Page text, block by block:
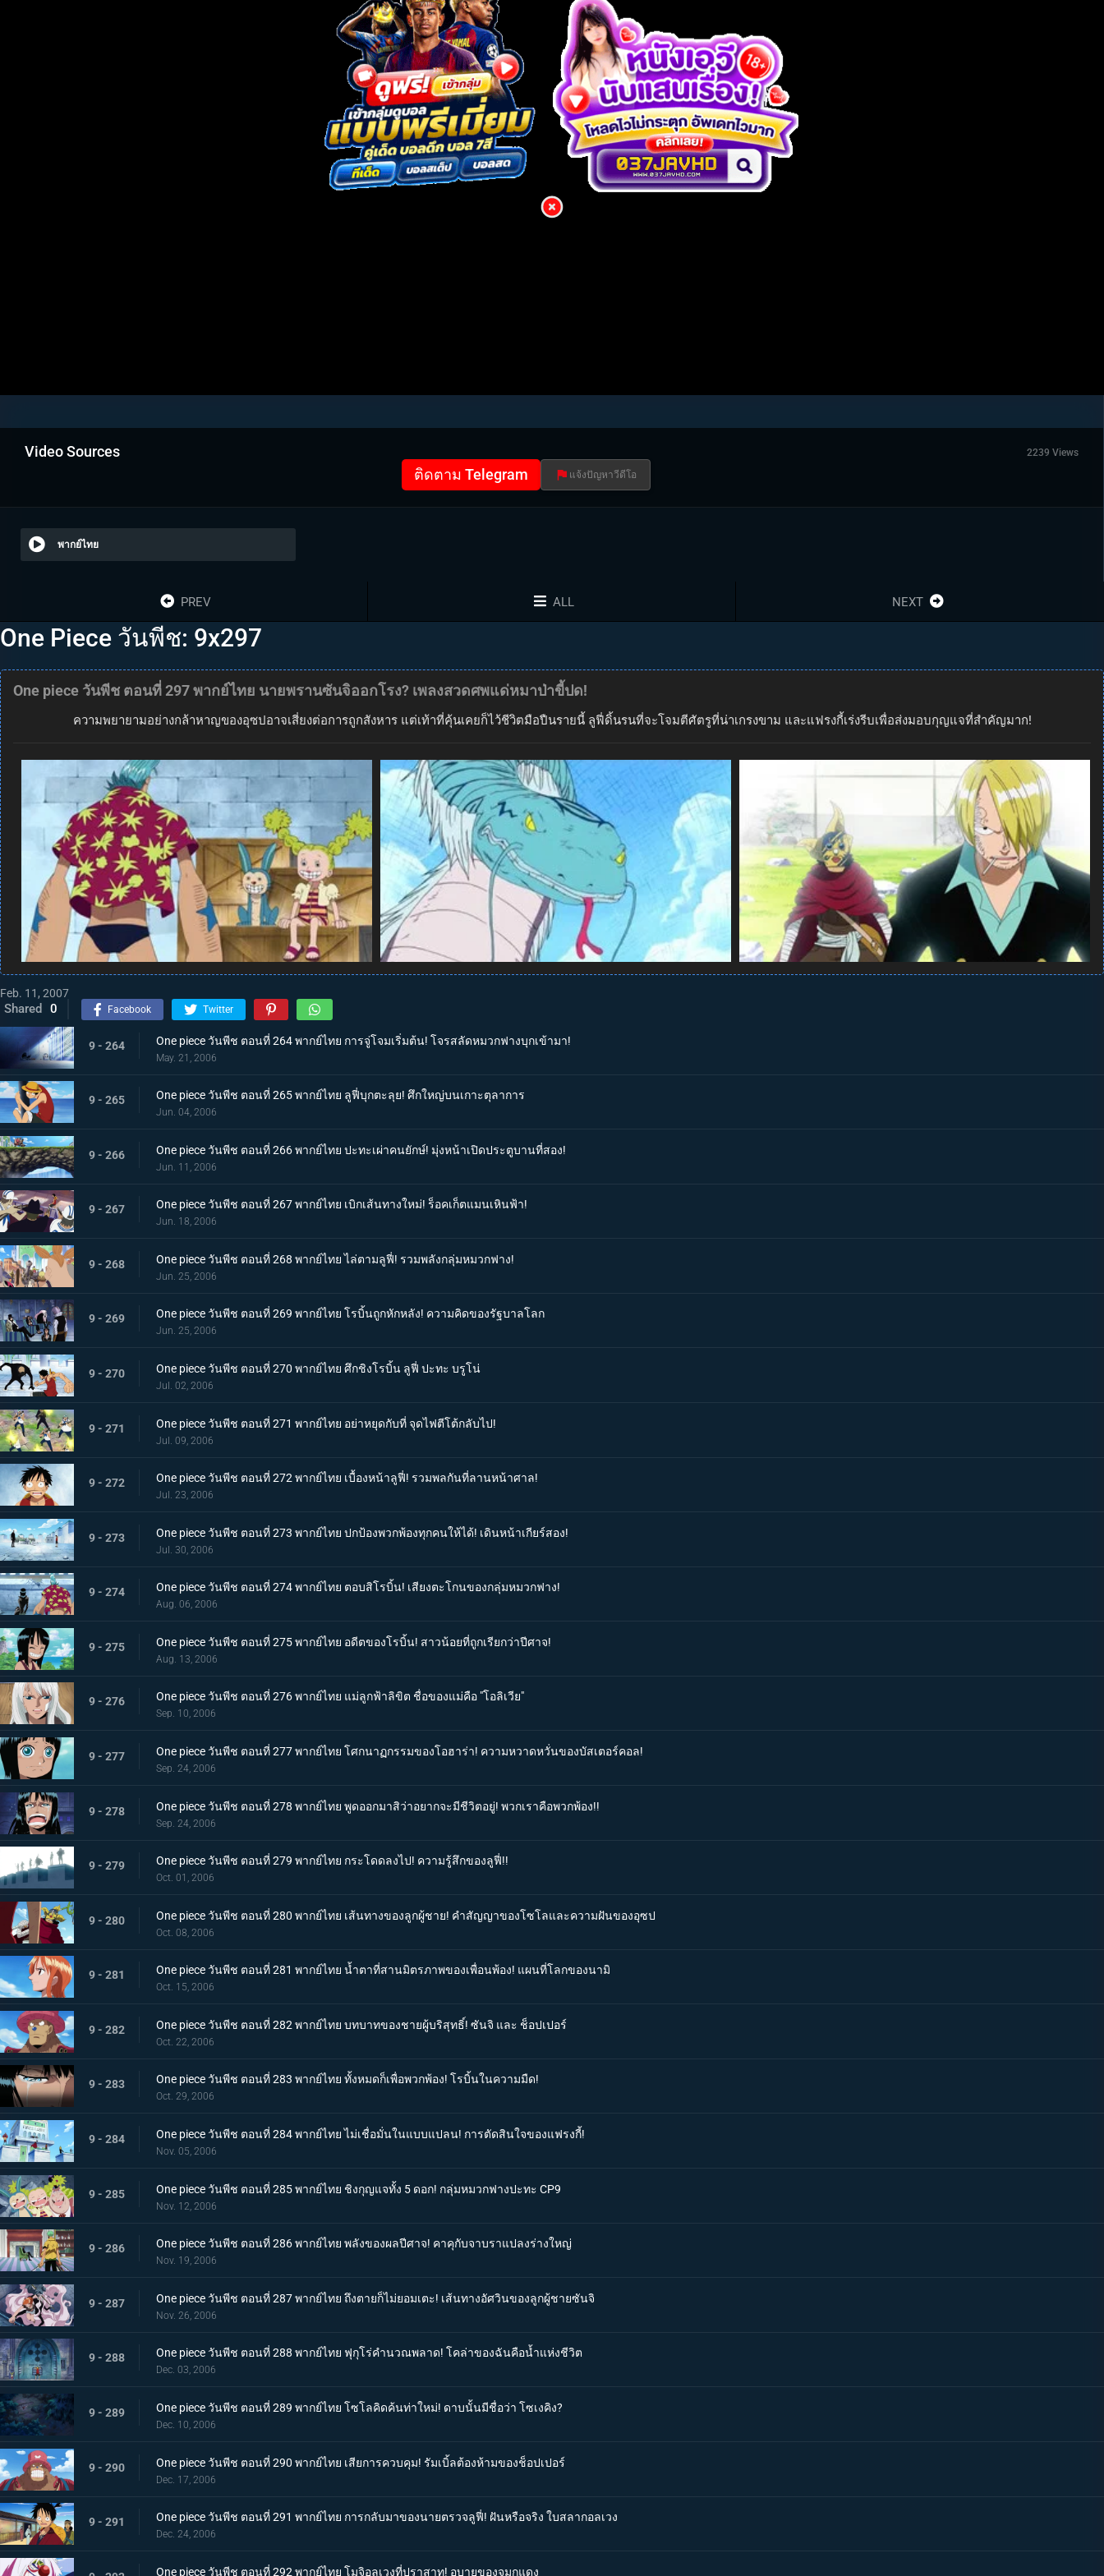
Video Sources 2239 Views
ติดตาม Telegram แจ้งปัญหาวีดีโอ
พากย์ไทย
PREV ALL NEXT
One Piece วันพีช: 9x297
One piece วันพีช ตอนที่ 297 พากย์ไทย นายพรานซันจิออกโรง? เพลงสวดศพแด่หมาป่าขี้ปด!
ความพยายามอย่างกล้าหาญของอุซปอาจเสี่ยงต่อการถูกสังหาร แต่เท้าที่คุ้นเคยก็ไว้ชีวิตมือปืนรายนี้ ลูฟี่ดิ้นรนที่จะโจมตีศัตรูที่น่าเกรงขาม และแฟรงกี้เร่งรีบเพื่อส่งมอบกุญแจที่สำคัญมาก!
Feb. 11, 2007
Shared 0 Facebook Twitter
9 - 264 One piece วันพีช ตอนที่ 264 พากย์ไทย การจู่โจมเริ่มต้น! โจรสลัดหมวกฟางบุกเข้ามา!
May. 21, 2006
9 - 265 One piece วันพีช ตอนที่ 265 พากย์ไทย ลูฟี่บุกตะลุย! ศึกใหญ่บนเกาะตุลาการ
Jun. 04, 2006
9 - 266 One piece วันพีช ตอนที่ 266 พากย์ไทย ปะทะเผ่าคนยักษ์! มุ่งหน้าเปิดประตูบานที่สอง!
Jun. 11, 2006
9 - 267 One piece วันพีช ตอนที่ 267 พากย์ไทย เบิกเส้นทางใหม่! ร็อคเก็ตแมนเหินฟ้า!
Jun. 18, 2006
9 - 268 One piece วันพีช ตอนที่ 268 พากย์ไทย ไล่ตามลูฟี่! รวมพลังกลุ่มหมวกฟาง!
Jun. 25, 2006
9 - 269 One piece วันพีช ตอนที่ 269 พากย์ไทย โรบิ้นถูกหักหลัง! ความคิดของรัฐบาลโลก
Jun. 25, 2006
9 - 270 One piece วันพีช ตอนที่ 270 พากย์ไทย ศึกชิงโรบิ้น ลูฟี่ ปะทะ บรูโน่
Jul. 02, 2006
9 - 271 One piece วันพีช ตอนที่ 271 พากย์ไทย อย่าหยุดกับที่ จุดไฟตีโต้กลับไป!
Jul. 09, 2006
9 - 272 One piece วันพีช ตอนที่ 272 พากย์ไทย เบื้องหน้าลูฟี่! รวมพลกันที่ลานหน้าศาล!
Jul. 23, 2006
9 - 273 One piece วันพีช ตอนที่ 273 พากย์ไทย ปกป้องพวกพ้องทุกคนให้ได้! เดินหน้าเกียร์สอง!
Jul. 30, 2006
9 - 274 One piece วันพีช ตอนที่ 274 พากย์ไทย ตอบสิโรบิ้น! เสียงตะโกนของกลุ่มหมวกฟาง!
Aug. 06, 2006
9 - 275 One piece วันพีช ตอนที่ 275 พากย์ไทย อดีตของโรบิ้น! สาวน้อยที่ถูกเรียกว่าปีศาจ!
Aug. 13, 2006
9 - 276 One piece วันพีช ตอนที่ 276 พากย์ไทย แม่ลูกฟ้าลิขิต ชื่อของแม่คือ "โอลิเวีย"
Sep. 10, 2006
9 - 277 One piece วันพีช ตอนที่ 277 พากย์ไทย โศกนาฏกรรมของโอฮาร่า! ความหวาดหวั่นของบัสเตอร์คอล!
Sep. 24, 2006
9 - 278 One piece วันพีช ตอนที่ 278 พากย์ไทย พูดออกมาสิว่าอยากจะมีชีวิตอยู่! พวกเราคือพวกพ้อง!!
Sep. 24, 2006
9 - 279 One piece วันพีช ตอนที่ 279 พากย์ไทย กระโดดลงไป! ความรู้สึกของลูฟี่!!
Oct. 01, 2006
9 - 280 One piece วันพีช ตอนที่ 280 พากย์ไทย เส้นทางของลูกผู้ชาย! คำสัญญาของโซโลและความฝันของอุซป
Oct. 08, 2006
9 - 281 One piece วันพีช ตอนที่ 281 พากย์ไทย น้ำตาที่สานมิตรภาพของเพื่อนพ้อง! แผนที่โลกของนามิ
Oct. 15, 2006
9 - 282 One piece วันพีช ตอนที่ 282 พากย์ไทย บทบาทของชายผู้บริสุทธิ์! ซันจิ และ ช็อปเปอร์
Oct. 22, 2006
9 - 283 One piece วันพีช ตอนที่ 283 พากย์ไทย ทั้งหมดก็เพื่อพวกพ้อง! โรบิ้นในความมืด!
Oct. 29, 2006
9 - 284 One piece วันพีช ตอนที่ 284 พากย์ไทย ไม่เชื่อมั่นในแบบแปลน! การตัดสินใจของแฟรงกี้!
Nov. 05, 2006
9 - 285 One piece วันพีช ตอนที่ 285 พากย์ไทย ชิงกุญแจทั้ง 5 ดอก! กลุ่มหมวกฟางปะทะ CP9
Nov. 12, 2006
9 - 286 One piece วันพีช ตอนที่ 286 พากย์ไทย พลังของผลปีศาจ! คาคุกับจาบราแปลงร่างใหญ่
Nov. 19, 2006
9 - 287 One piece วันพีช ตอนที่ 287 พากย์ไทย ถึงตายก็ไม่ยอมเตะ! เส้นทางอัศวินของลูกผู้ชายซันจิ
Nov. 26, 2006
9 - 288 One piece วันพีช ตอนที่ 288 พากย์ไทย ฟุกุโร่คำนวณพลาด! โคล่าของฉันคือน้ำแห่งชีวิต
Dec. 03, 2006
9 - 289 One piece วันพีช ตอนที่ 289 พากย์ไทย โซโลคิดค้นท่าใหม่! ดาบนั้นมีชื่อว่า โซเงคิง?
Dec. 10, 2006
9 - 290 One piece วันพีช ตอนที่ 290 พากย์ไทย เสียการควบคุม! รัมเบิ้ลต้องห้ามของช็อปเปอร์
Dec. 17, 2006
9 - 291 One piece วันพีช ตอนที่ 291 พากย์ไทย การกลับมาของนายตรวจลูฟี่! ฝันหรือจริง ใบสลากอลเวง
Dec. 24, 2006
One piece วันพีช ตอนที่ 292 พากย์ไทย โมจิอลเวงที่ปราสาท! อุบายของจมูกแดง